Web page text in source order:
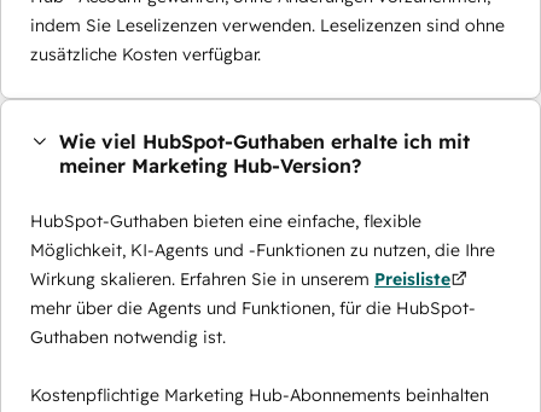
indem Sie Leselizenzen verwenden. Leselizenzen sind ohne
zusätzliche Kosten verfügbar.
Wie viel HubSpot-Guthaben erhalte ich mit
meiner Marketing Hub-Version?
HubSpot-Guthaben bieten eine einfache, flexible
Möglichkeit, KI-Agents und -Funktionen zu nutzen, die Ihre
Wirkung skalieren. Erfahren Sie in unserem Preisliste
mehr über die Agents und Funktionen, für die HubSpot-
Guthaben notwendig ist.
Kostenpflichtige Marketing Hub-Abonnements beinhalten